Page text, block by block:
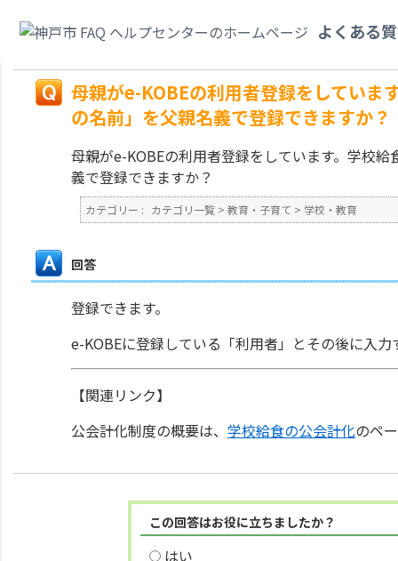
よくある
の名前」を父親名義で登録できますか？
母親がe-KOBEの利用者登録をしていま
の名前」を父親名義で登録できますか？
母親がe-KOBEの利用者登録をしています。学校
義で登録できますか？
カテゴリー : カテゴリ一覧 > 教育・子育て > 学校・教育
回答
登録できます。
e-KOBEに登録している「利用者」とその後に入
【関連リンク】
公会計化制度の概要は、 学校給食の公会計化のペ
この回答はお役に立ちましたか？
はい